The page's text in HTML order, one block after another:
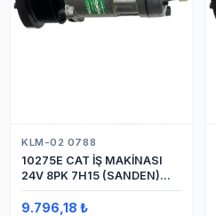
KLM-02 0788
10275E CAT İŞ MAKİNASI
24V 8PK 7H15 (SANDEN)
BLOK
9.796,18 ₺